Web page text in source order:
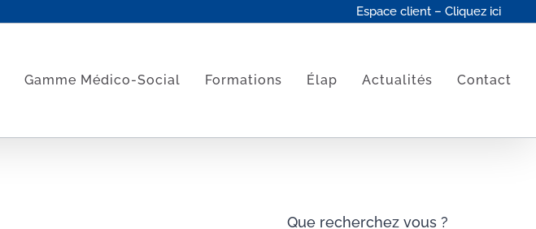
Espace client – Cliquez ici
Gamme Médico-Social Formations Élap Actualités Contact
Que recherchez vous ?